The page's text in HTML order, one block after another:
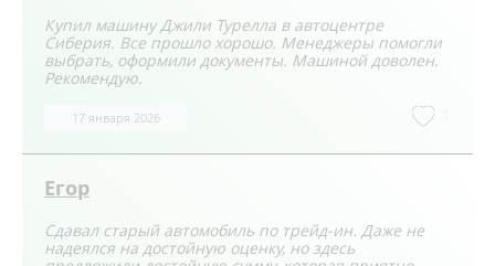
Купил машину Джили Турелла в автоцентре
Сиберия. Все прошло хорошо. Менеджеры помогли
выбрать, оформили документы. Машиной доволен.
Рекомендую.
17 января 2026
Егор
Сдавал старый автомобиль по трейд-ин. Даже не
надеялся на достойную оценку, но здесь